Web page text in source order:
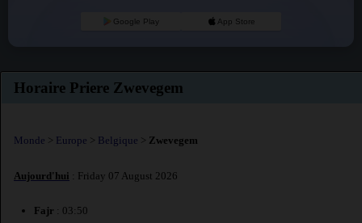
Google Play App Store
Horaire Priere Zwevegem
Monde > Europe > Belgique > Zwevegem
Aujourd'hui : Friday 07 August 2026
Fajr : 03:50